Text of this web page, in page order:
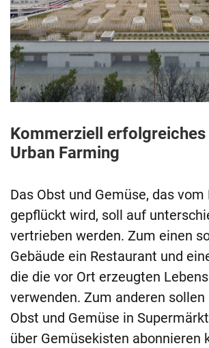
Kommerziell
Urban Farming
Das Obst und Gemüse, das vom
gepflückt wird, soll auf
vertrieben werden. Zum einen
Gebäude ein Restaurant und
die die vor Ort erzeugten
verwenden. Zum anderen
Obst und Gemüse in
über Gemüsekisten abonnieren